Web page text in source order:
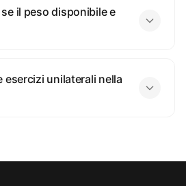
il peso disponibile e
esercizi unilaterali nella